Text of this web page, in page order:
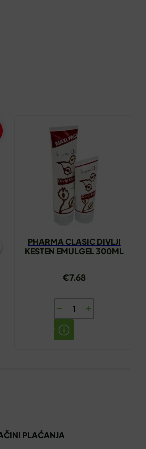
PHARMA CLASIC DIVLJI
KESTEN EMULGEL 300ML
€7.68
PHARMA
CLASIC
DIVLJI
PLAĆANJA